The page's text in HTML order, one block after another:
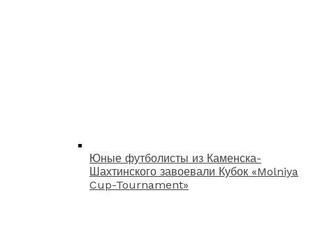
Юные футболисты из Каменска-
Шахтинского завоевали Кубок «Molniya
Cup-Tournament»